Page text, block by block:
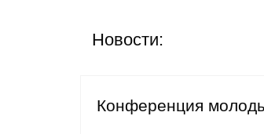
Новости:
Конференция